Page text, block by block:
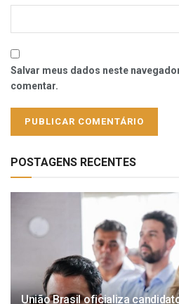
Salvar meus dados neste
comentar.
POSTAGENS RECENTES
União Brasil oficializa